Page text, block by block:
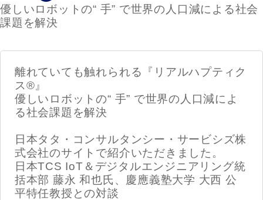
優しいロボットの“ 手” で世界の人口減による社会
課題を解決
離れていても触れられる『リアルハプティク
ス®』
優しいロボットの“ 手” で世界の人口減によ
る社会課題を解決
日本タタ・コンサルタンシー・サービシズ株
式会社のサイトで紹介いただきました。
日本TCS IoT＆デジタルエンジニアリング統
括本部 藤永 和也氏、慶應義塾大学 大西 公
平特任教授との対談